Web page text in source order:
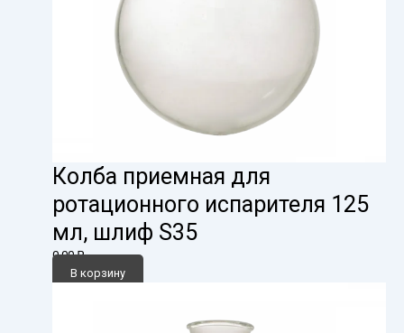
Колба приемная для
ротационного испарителя 125
мл, шлиф S35
0,00₽
В корзину